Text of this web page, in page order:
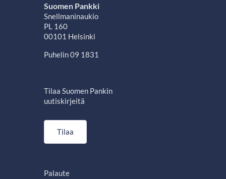
Suomen Pankki
Snellmaninaukio
PL 160
00101 Helsinki
Puhelin 09 1831
Tilaa Suomen Pankin
uutiskirjeitä
Tilaa
Palaute